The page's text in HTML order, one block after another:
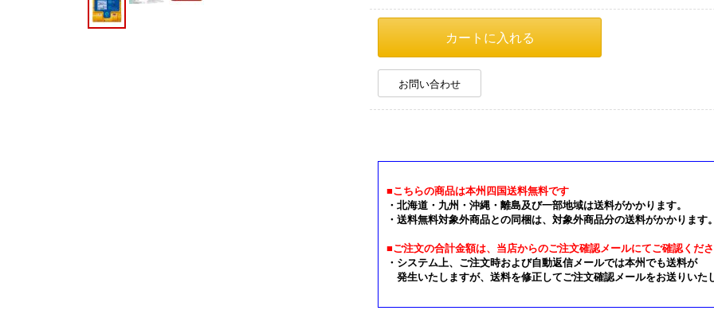
お問い合わせ
■こちらの商品は本州四国送料無料です
・北海道・九州・沖縄・離島及び一部地域は送料がかかります。
・送料無料対象外商品との同梱は、対象外商品分の送料がかかります
■ご注文の合計金額は、当店からのご注文確認メールにてご確認くだ
・システム上、ご注文時および自動返信メールでは本州でも送料が
発生いたしますが、送料を修正してご注文確認メールをお送りいた